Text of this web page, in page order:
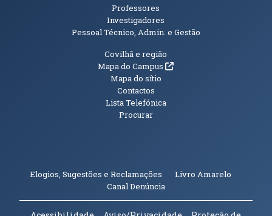
Professores
Investigadores
Pessoal Técnico, Admin. e Gestão
Informações Adicionais
Covilhã e região
Mapa do Campus(abre em nova janela)
Mapa do sítio
Contactos
Lista Telefónica
Procurar
Elogios, Sugestões e Reclamações Livro Amarelo
Canal Denúncia(abre em nova janela)